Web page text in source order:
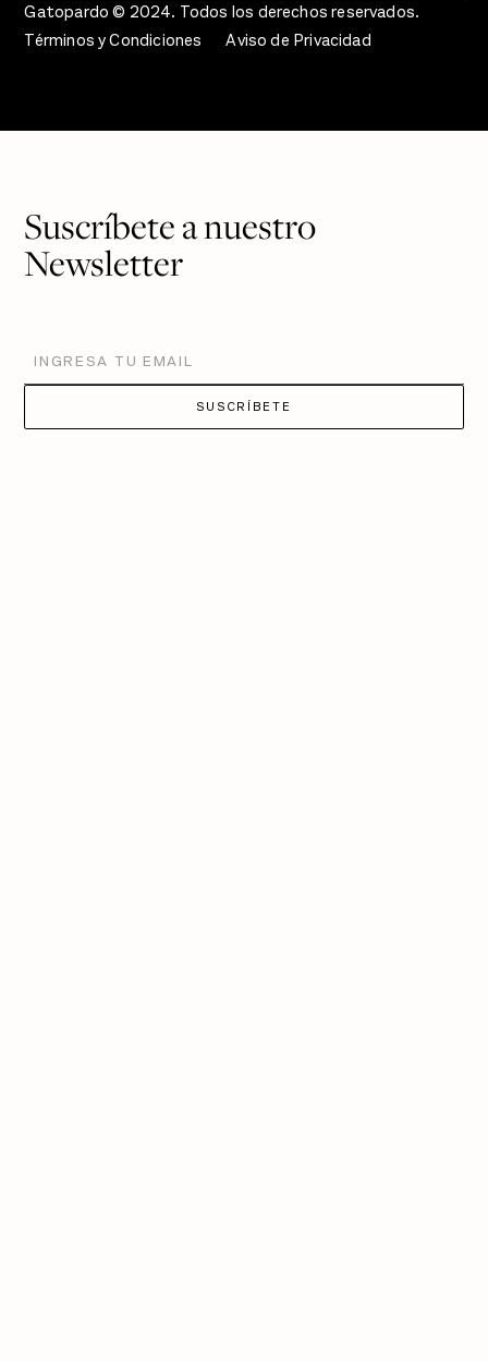
Gatopardo © 2024. Todos los derechos reservados.
Términos y Condiciones
Aviso de Privacidad
Suscríbete a nuestro
Newsletter